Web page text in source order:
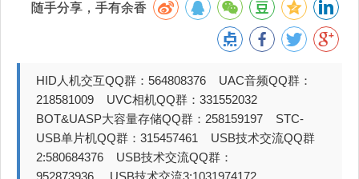
随手分享，手有余香
HID人机交互QQ群：564808376 UAC音频QQ群：
218581009 UVC相机QQ群：331552032
BOT&UASP大容量存储QQ群：258159197 STC-
USB单片机QQ群：315457461 USB技术交流QQ群
2:580684376 USB技术交流QQ群：
952873936 USB技术交流3:1031974172